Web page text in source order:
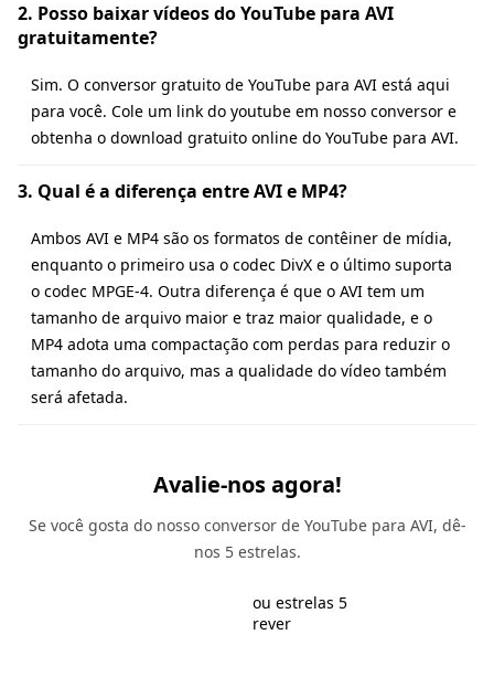
2. Posso baixar vídeos do YouTube para AVI
gratuitamente?
Sim. O conversor gratuito de YouTube para AVI está aqui
para você. Cole um link do youtube em nosso conversor e
obtenha o download gratuito online do YouTube para AVI.
3. Qual é a diferença entre AVI e MP4?
Ambos AVI e MP4 são os formatos de contêiner de mídia,
enquanto o primeiro usa o codec DivX e o último suporta
o codec MPGE-4. Outra diferença é que o AVI tem um
tamanho de arquivo maior e traz maior qualidade, e o
MP4 adota uma compactação com perdas para reduzir o
tamanho do arquivo, mas a qualidade do vídeo também
será afetada.
Avalie-nos agora!
Se você gosta do nosso conversor de YouTube para AVI, dê-
nos 5 estrelas.
ou estrelas 5
rever